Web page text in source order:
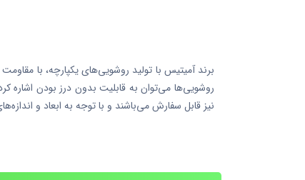
روشویی‌ها می‌توان به قابلیت بدون درز بودن اشاره
نیز قابل سفارش می‌باشند و با توجه به ابعاد و